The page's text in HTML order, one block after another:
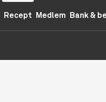
Recept Medlem Bank &